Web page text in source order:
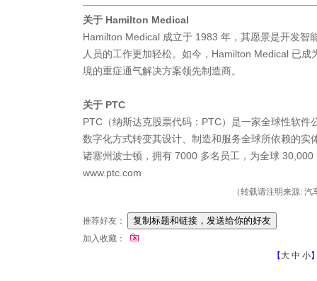
关于 Hamilton Medical
Hamilton Medical 成立于 1983 年，其愿景是开发智
人员的工作更加轻松。如今，Hamilton Medical 已成
境的重症通气解决方案领先制造商。
关于 PTC
PTC（纳斯达克股票代码：PTC）是一家全球性软件
数字化方式转变其设计、制造和服务全球所依赖的实
诸塞州波士顿，拥有 7000 多名员工，为全球 30,000
www.ptc.com
（转载请注明来源:
推荐好友：
加入收藏：
【 大 中 小